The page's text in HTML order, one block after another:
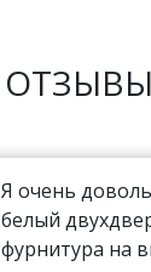
Я очень
белый
фурнитура на